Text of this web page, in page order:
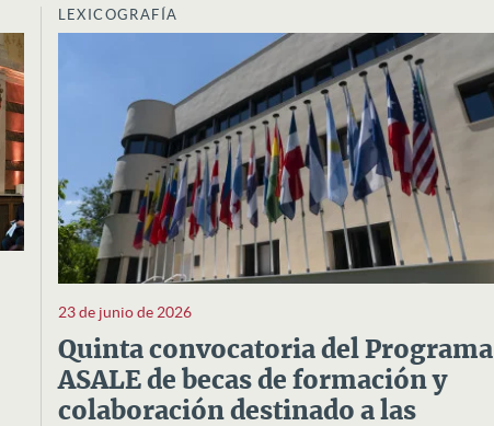
LEXICOGRAFÍA
23 de junio de 2026
Quinta convocatoria del Programa
ASALE de becas de formación y
colaboración destinado a las